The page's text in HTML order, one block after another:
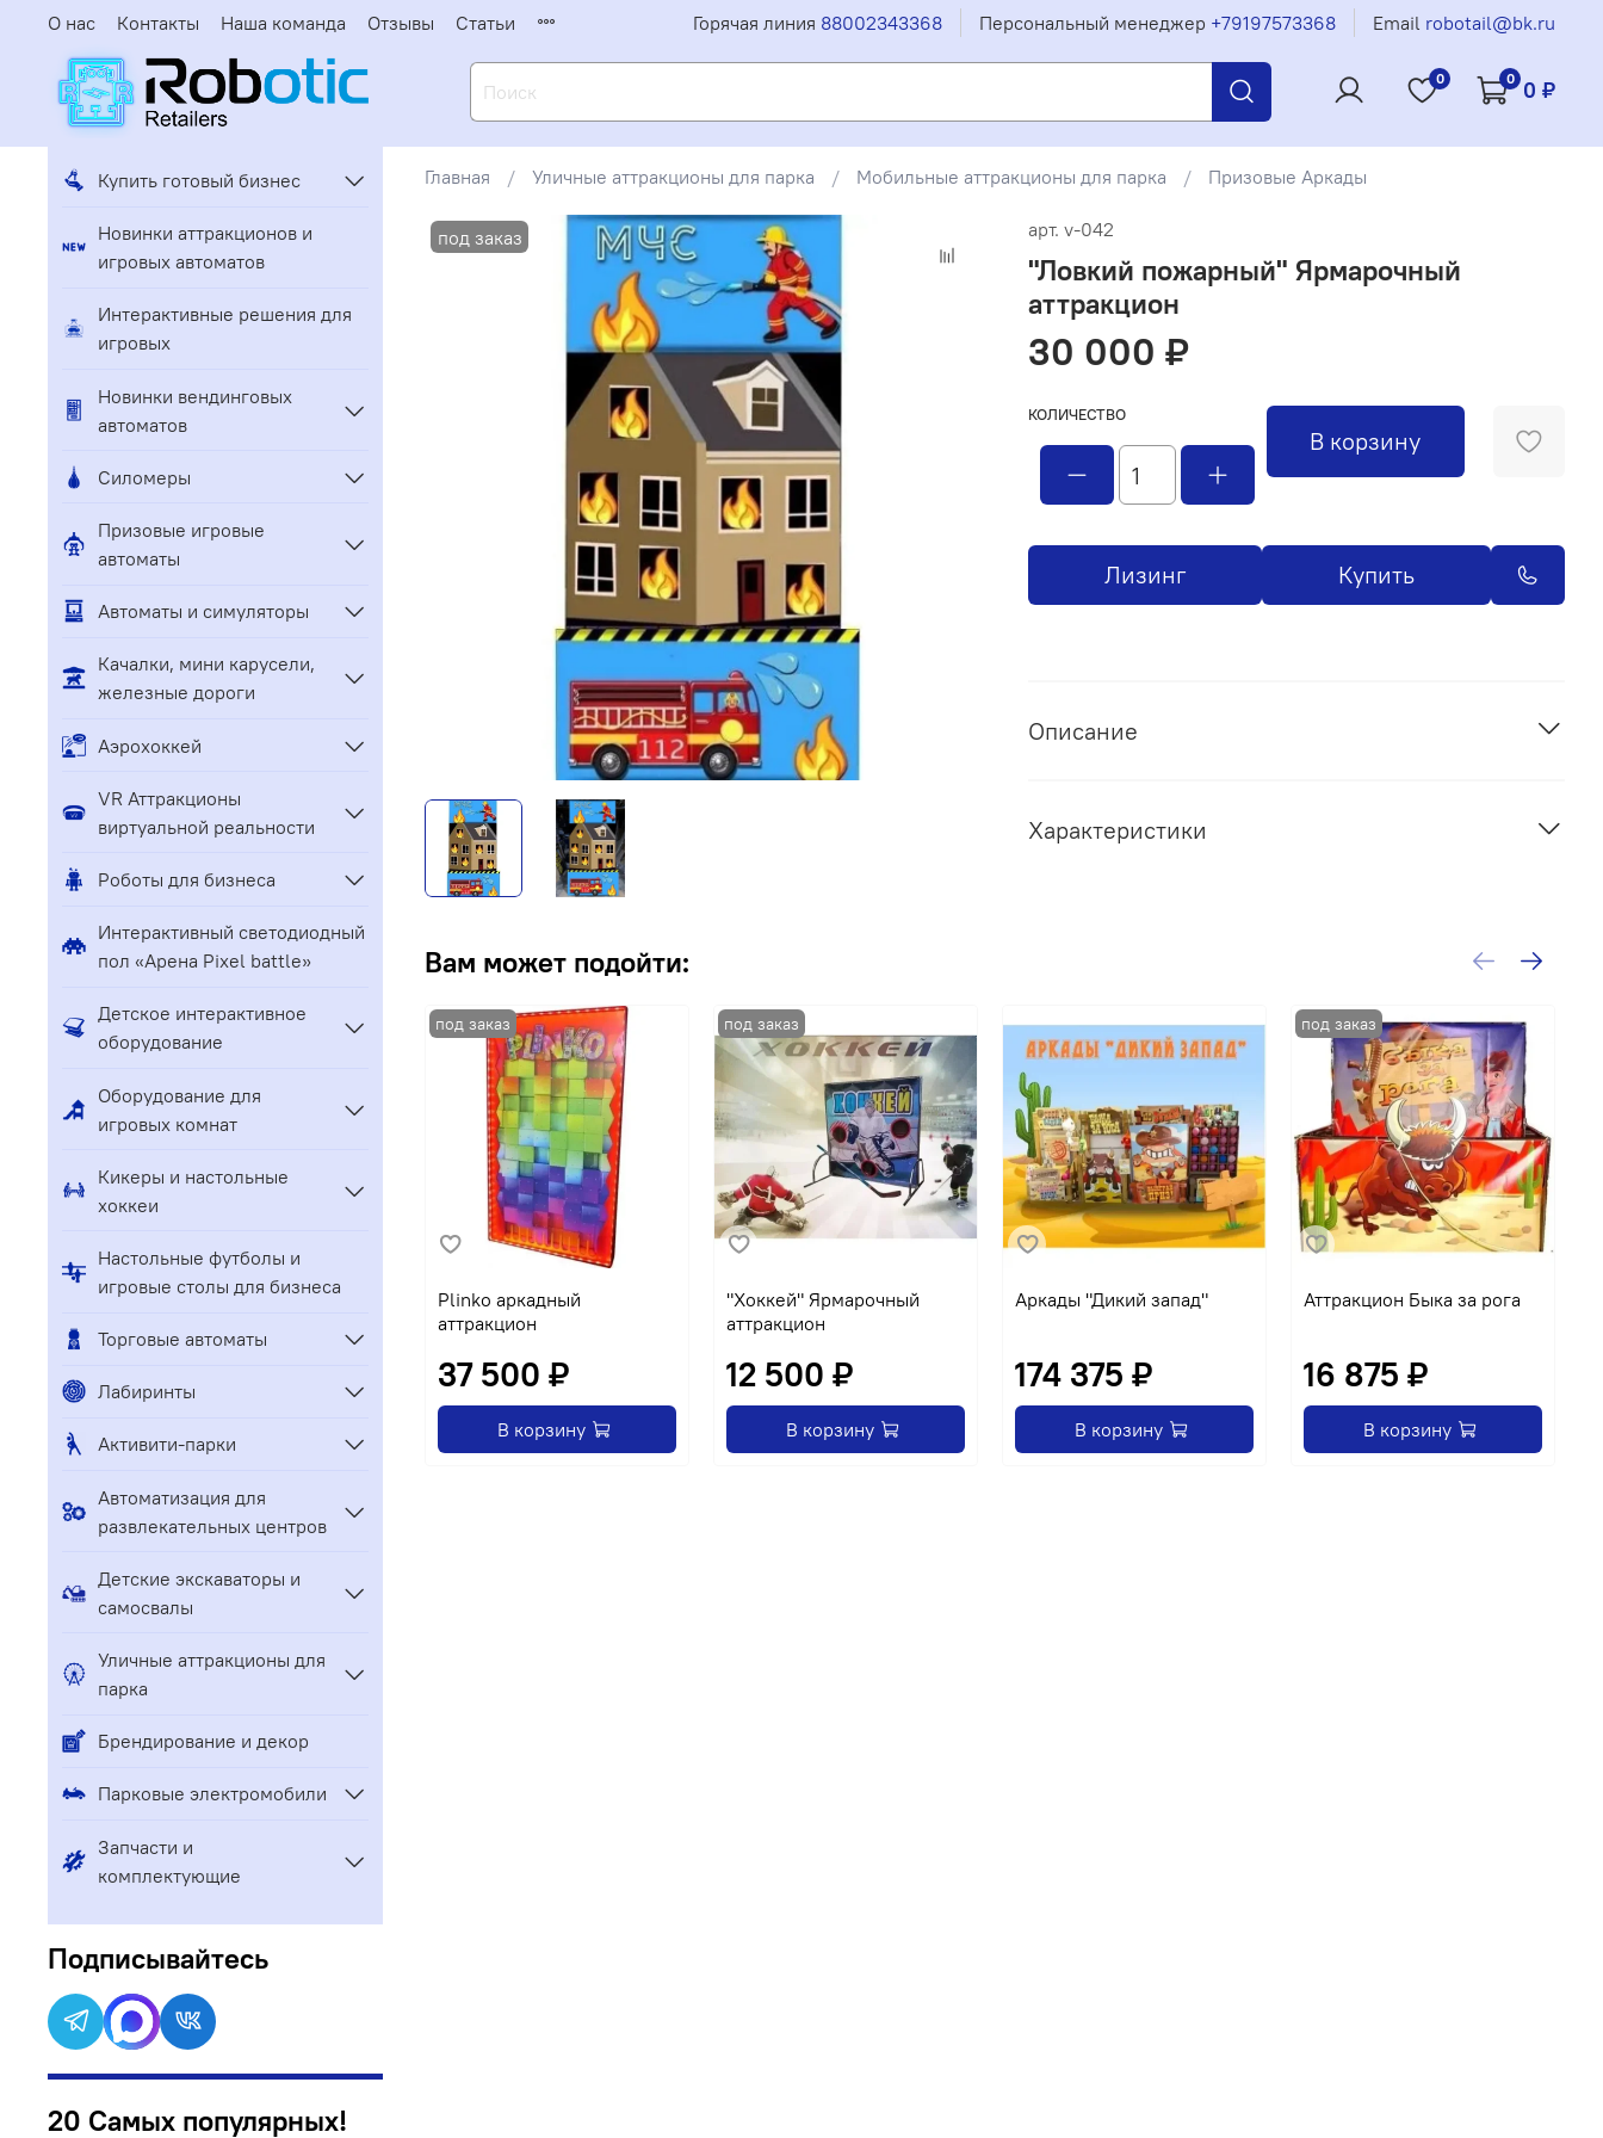
О нас Контакты Наша команда Отзывы Статьи Горячая линия 88002343368 Персональный менеджер +79197573368 Email robotail@bk.ru
0 0 0 ₽
Главная Уличные аттракционы для парка Мобильные аттракционы для парка Призовые Аркады
арт. v-042
"Ловкий пожарный" Ярмарочный
аттракцион
30 000 ₽
КОЛИЧЕСТВО
В корзину
Лизинг Купить
Описание
Характеристики
Вам может подойти:
Plinko аркадный
аттракцион
37 500 ₽
В корзину
"Хоккей" Ярмарочный
аттракцион
12 500 ₽
В корзину
Аркады "Дикий запад"
174 375 ₽
В корзину
Аттракцион Быка за рога
16 875 ₽
В корзину
Купить готовый бизнес
Новинки аттракционов и
игровых автоматов
Интерактивные решения для
игровых
Новинки вендинговых
автоматов
Силомеры
Призовые игровые
автоматы
Автоматы и симуляторы
Качалки, мини карусели,
железные дороги
Аэрохоккей
VR Аттракционы
виртуальной реальности
Роботы для бизнеса
Интерактивный светодиодный
пол «Арена Pixel battle»
Детское интерактивное
оборудование
Оборудование для
игровых комнат
Кикеры и настольные
хоккеи
Настольные футболы и
игровые столы для бизнеса
Торговые автоматы
Лабиринты
Активити-парки
Автоматизация для
развлекательных центров
Детские экскаваторы и
самосвалы
Уличные аттракционы для
парка
Брендирование и декор
Парковые электромобили
Запчасти и
комплектующие
Подписывайтесь
20 Самых популярных!